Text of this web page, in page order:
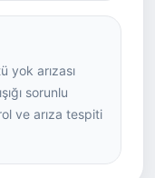
yok arızası
sorunlu
ve arıza tespiti